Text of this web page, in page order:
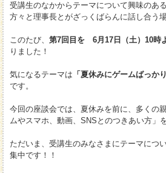
受講生のなかからテーマについて興味のあ
方々と理事長とがざっくばらんに話し合う
このたび、第7回目を 6月17日（土）10時
りました！
気になるテーマは 「夏休みにゲームばっか
です。
今回の座談会では、夏休みを前に、多くの
ムやスマホ、動画、SNSとのつきあい方」
ただいま、受講生のみなさまにテーマにつ
集中です！！